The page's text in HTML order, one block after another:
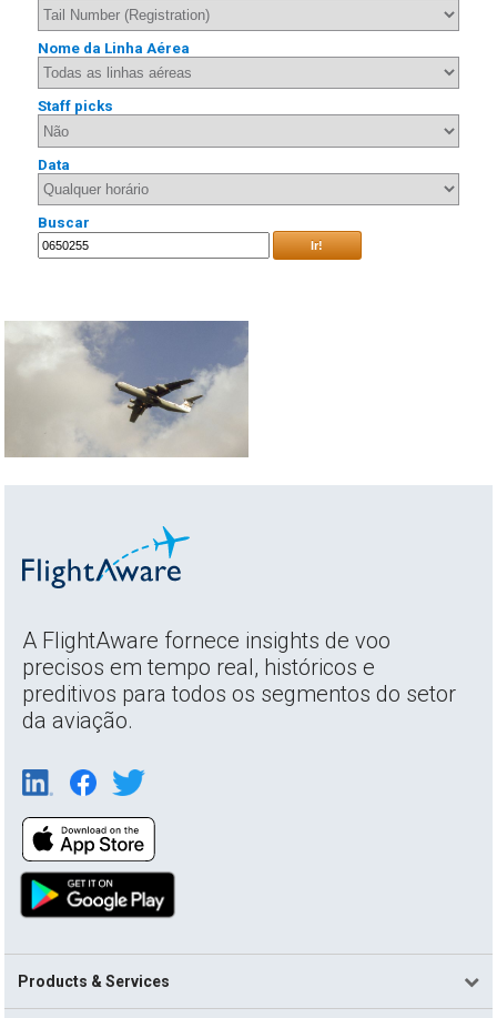
Nome da Linha Aérea
Staff picks
Data
Buscar
Ir!
A FlightAware fornece insights de voo
precisos em tempo real, históricos e
preditivos para todos os segmentos do setor
da aviação.
Products & Services